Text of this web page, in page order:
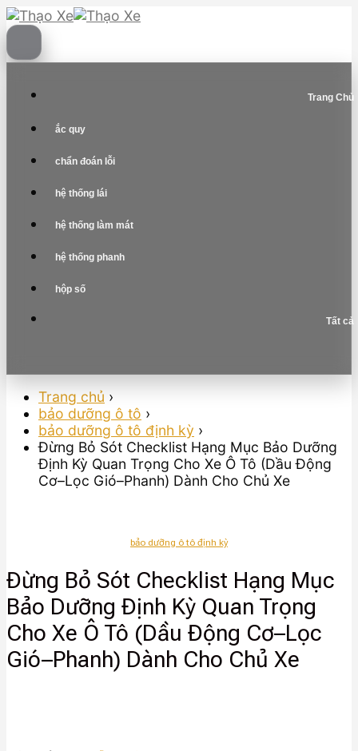
Skip
to
content
Trang Chủ
ắc quy
chẩn đoán lỗi
hệ thống lái
hệ thống làm mát
hệ thống phanh
hộp số
Tất cả
Trang chủ ›
bảo dưỡng ô tô ›
bảo dưỡng ô tô định kỳ ›
Đừng Bỏ Sót Checklist Hạng Mục Bảo Dưỡng
Định Kỳ Quan Trọng Cho Xe Ô Tô (Dầu Động
Cơ–Lọc Gió–Phanh) Dành Cho Chủ Xe
bảo dưỡng ô tô định kỳ
Đừng Bỏ Sót Checklist Hạng Mục
Bảo Dưỡng Định Kỳ Quan Trọng
Cho Xe Ô Tô (Dầu Động Cơ–Lọc
Gió–Phanh) Dành Cho Chủ Xe